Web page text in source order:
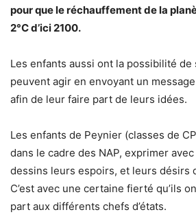
pour que le réchauffement de la
2°C d’ici 2100.
Les enfants aussi ont la possibilité
peuvent agir en envoyant un message
afin de leur faire part de leurs idées.
Les enfants de Peynier (classes de
dans le cadre des NAP, exprimer
dessins leurs espoirs, et leurs désirs
C’est avec une certaine fierté qu’ils
part aux différents chefs d’états.